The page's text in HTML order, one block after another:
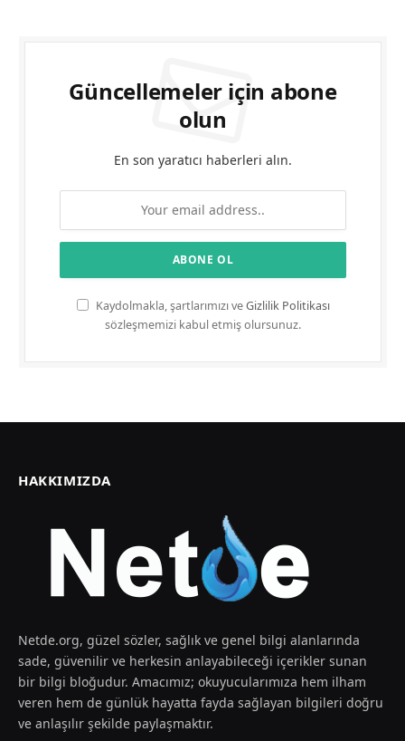
Güncellemeler için abone
olun
En son yaratıcı haberleri alın.
Kaydolmakla, şartlarımızı veGizlilik Politikası
sözleşmemizi kabul etmiş olursunuz.
HAKKIMIZDA
Netde.org, güzel sözler, sağlık ve genel bilgi alanlarında
sade, güvenilir ve herkesin anlayabileceği içerikler sunan
bir bilgi bloğudur. Amacımız; okuyucularımıza hem ilham
veren hem de günlük hayatta fayda sağlayan bilgileri doğru
ve anlaşılır şekilde paylaşmaktır.